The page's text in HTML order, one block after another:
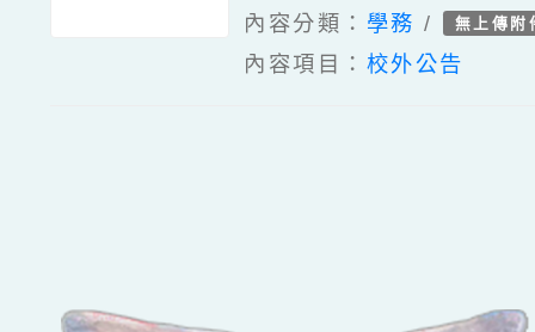
選拔賽
內容分類： 學務 / 無上傳附
內容項目： 校外公告